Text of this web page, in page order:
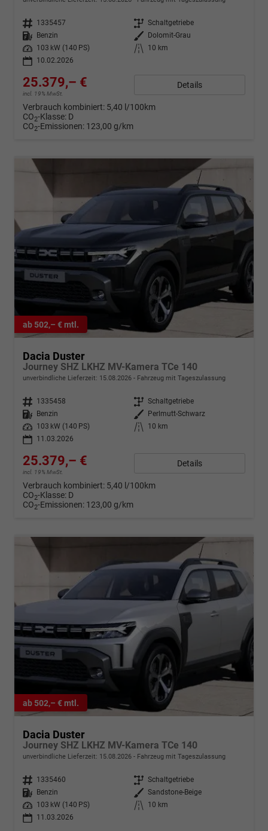
Fahrzeugnr. 1335457 Getriebe Schaltgetriebe
Kraftstoff
Benzin Außenfarbe
Dolomit-Grau
Leistung
103 kW (140 PS) Kilometerstand
10 km
10.02.2026
25.379,– €
incl. 19% MwSt.
Details
Verbrauch kombiniert: 5,40 l/100km
CO2-Klasse: D
CO2-Emissionen: 123,00 g/km
ab 502,– € mtl.
Dacia Duster
Journey SHZ LKHZ MV-Kamera TCe 140
unverbindliche Lieferzeit: 15.08.2026 Fahrzeug mit Tageszulassung
Fahrzeugnr. 1335458 Getriebe Schaltgetriebe
Kraftstoff
Benzin Außenfarbe
Perlmutt-Schwarz
Leistung
103 kW (140 PS) Kilometerstand
10 km
11.03.2026
25.379,– €
incl. 19% MwSt.
Details
Verbrauch kombiniert: 5,40 l/100km
CO2-Klasse: D
CO2-Emissionen: 123,00 g/km
ab 502,– € mtl.
Dacia Duster
Journey SHZ LKHZ MV-Kamera TCe 140
unverbindliche Lieferzeit: 15.08.2026 Fahrzeug mit Tageszulassung
Fahrzeugnr. 1335460 Getriebe Schaltgetriebe
Kraftstoff
Benzin Außenfarbe Sandstone-Beige
Leistung
103 kW (140 PS) Kilometerstand
10 km
11.03.2026